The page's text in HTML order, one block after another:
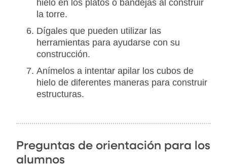
hielo en los platos o bandejas al construir
la torre.
Dígales que pueden utilizar las
herramientas para ayudarse con su
construcción.
Anímelos a intentar apilar los cubos de
hielo de diferentes maneras para construir
estructuras.
Preguntas de orientación para los
alumnos